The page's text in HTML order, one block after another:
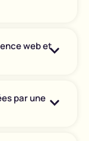
web et
par une